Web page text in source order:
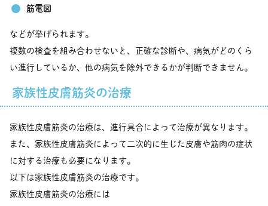
筋電図
などが挙げられます。
複数の検査を組み合わせないと、正確な診断や、病気がどのくら
い進行しているか、他の病気を除外できるかが判断できません。
家族性皮膚筋炎の治療
家族性皮膚筋炎の治療は、進行具合によって治療が異なります。
また、家族性皮膚筋炎によって二次的に生じた皮膚や筋肉の症状
に対する治療も必要になります。
以下は家族性皮膚筋炎の治療です。
家族性皮膚筋炎の治療には